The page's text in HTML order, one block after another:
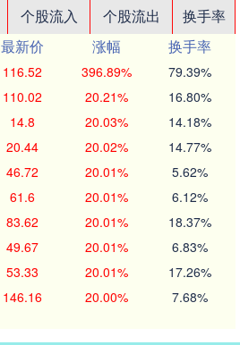
个股流入 个股流出
换手率
最新价 涨幅
换手率
116.52 396.89% 79.39%
110.02 20.21% 16.80%
14.8 20.03% 14.18%
20.44 20.02% 14.77%
46.72 20.01% 5.62%
61.6 20.01% 6.12%
83.62 20.01% 18.37%
49.67 20.01% 6.83%
53.33 20.01% 17.26%
146.16 20.00% 7.68%